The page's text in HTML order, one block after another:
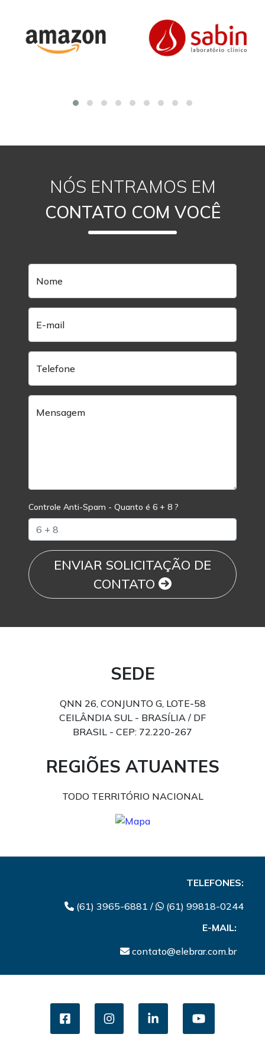
NÓS ENTRAMOS EM
CONTATO COM VOCÊ
Nome
E-mail
Telefone
Mensagem
Controle Anti-Spam - Quanto é 6 + 8 ?
ENVIAR SOLICITAÇÃO DE
CONTATO
SEDE
QNN 26, CONJUNTO G, LOTE-58
CEILÂNDIA SUL - BRASÍLIA / DF
BRASIL - CEP: 72.220-267
REGIÕES ATUANTES
TODO TERRITÓRIO NACIONAL
TELEFONES:
(61) 3965-6881 /
(61) 99818-0244
E-MAIL:
contato@elebrar.com.br